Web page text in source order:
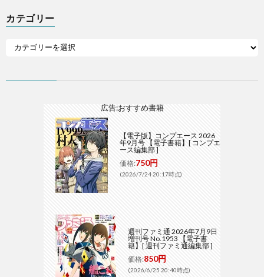
カテゴリー
広告:おすすめ書籍
【電子版】コンプエース 2026
年9月号 【電子書籍】[ コンプエ
ース編集部 ]
価格:750円
(2026/7/24 20:17時点)
週刊ファミ通 2026年7月9日
増刊号 No.1953 【電子書
籍】[ 週刊ファミ通編集部 ]
価格:850円
(2026/6/25 20:40時点)